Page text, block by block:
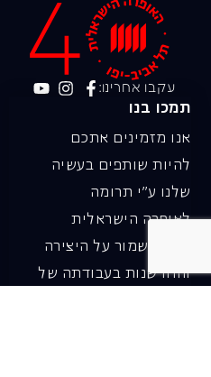
עקבו אחרינו:
תמכו בנו
אנו מזמינים אתכם
להיות שותפים בעשיה
שלנו ע"י תרומה
לאופרה הישראלית
ובכך לשמור על היצירה
והחדשנות בעבודתה של